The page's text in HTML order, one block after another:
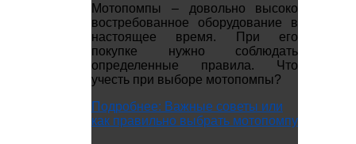
Мотопомпы – довольно высоко
востребованное оборудование в
настоящее время. При его
покупке нужно соблюдать
определенные правила. Что
учесть при выборе мотопомпы?
Подробнее: Важные советы или
как правильно выбрать мотопомпу